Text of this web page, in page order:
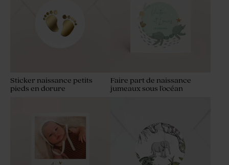
Sticker naissance petits
pieds en dorure
Faire part de naissance
jumeaux sous l'océan